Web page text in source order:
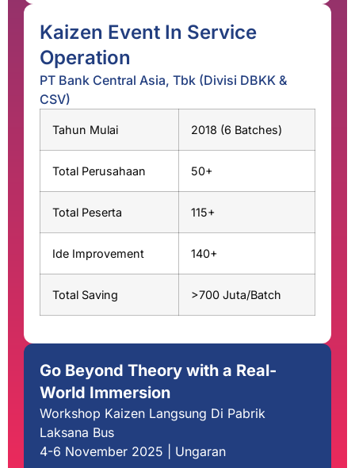
Kaizen Event In Service
Operation
PT Bank Central Asia, Tbk (Divisi DBKK &
CSV)
Tahun Mulai 2018 (6 Batches)
Total Perusahaan 50+
Total Peserta 115+
Ide Improvement 140+
Total Saving >700 Juta/Batch
Go Beyond Theory with a Real-
World Immersion
Workshop Kaizen Langsung Di Pabrik
Laksana Bus
4-6 November 2025 | Ungaran